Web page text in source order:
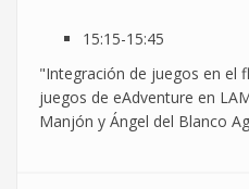
15:15-15:45
"Integración de juegos en el
juegos de e­Adventure en
Manjón y Ángel del Blanco